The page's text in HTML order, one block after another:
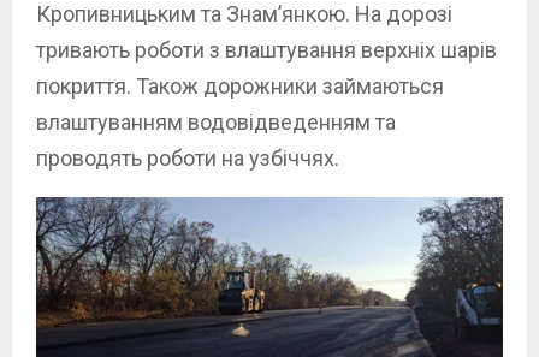
Кропивницьким та Знам’янкою. На дорозі
тривають роботи з влаштування верхніх шарів
покриття. Також дорожники займаються
влаштуванням водовідведенням та
проводять роботи на узбіччях.